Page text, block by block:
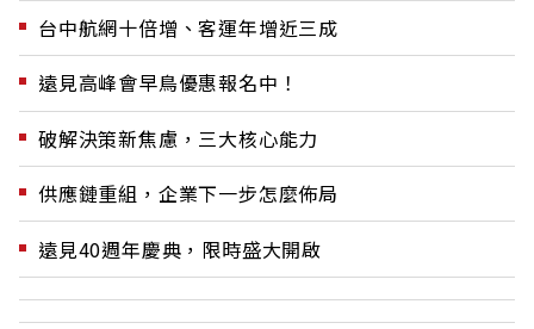
台中航網十倍增、客運年增近三成
遠見高峰會早鳥優惠報名中！
破解決策新焦慮，三大核心能力
供應鏈重組，企業下一步怎麼佈局
遠見40週年慶典，限時盛大開啟